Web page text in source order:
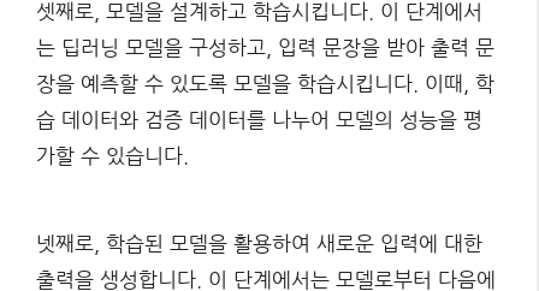
셋째로, 모델을 설계하고 학습시킵니다. 이 단계에서
는 딥러닝 모델을 구성하고, 입력 문장을 받아 출력 문
장을 예측할 수 있도록 모델을 학습시킵니다. 이때, 학
습 데이터와 검증 데이터를 나누어 모델의 성능을 평
가할 수 있습니다.
넷째로, 학습된 모델을 활용하여 새로운 입력에 대한
출력을 생성합니다. 이 단계에서는 모델로부터 다음에